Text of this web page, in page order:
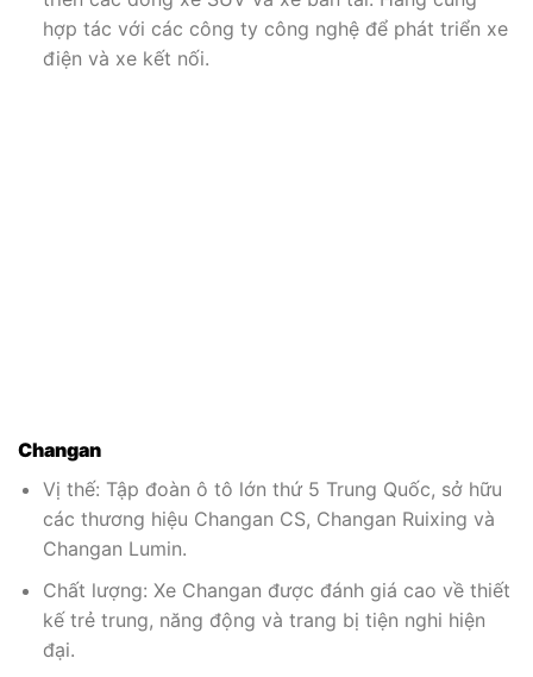
hợp tác với các công ty công nghệ để phát triển xe
điện và xe kết nối.
Changan
Vị thế: Tập đoàn ô tô lớn thứ 5 Trung Quốc, sở hữu
các thương hiệu Changan CS, Changan Ruixing và
Changan Lumin.
Chất lượng: Xe Changan được đánh giá cao về thiết
kế trẻ trung, năng động và trang bị tiện nghi hiện
đại.